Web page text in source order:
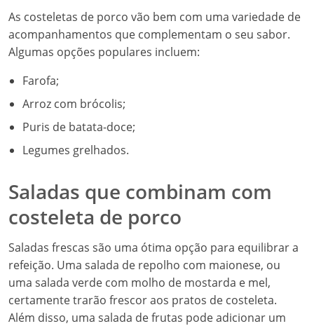
As costeletas de porco vão bem com uma variedade de
acompanhamentos que complementam o seu sabor.
Algumas opções populares incluem:
Farofa;
Arroz com brócolis;
Puris de batata-doce;
Legumes grelhados.
Saladas que combinam com
costeleta de porco
Saladas frescas são uma ótima opção para equilibrar a
refeição. Uma salada de repolho com maionese, ou
uma salada verde com molho de mostarda e mel,
certamente trarão frescor aos pratos de costeleta.
Além disso, uma salada de frutas pode adicionar um